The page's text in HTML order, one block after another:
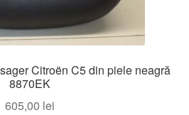
Citroën C5 din piele neagră
8870EK
605,00 lei